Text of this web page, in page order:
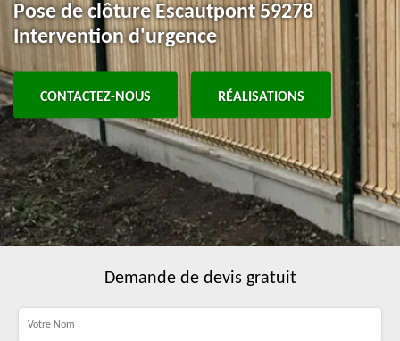
Pose de clôture Escautpont 59278
Intervention d'urgence
CONTACTEZ-NOUS RÉALISATIONS
Demande de devis gratuit